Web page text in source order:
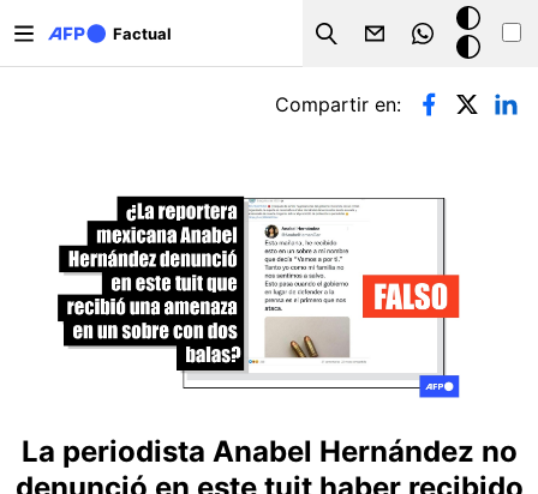
Factual
Search
Modo
oscuro
Solapas principales
Compartir en:
La periodista Anabel Hernández no